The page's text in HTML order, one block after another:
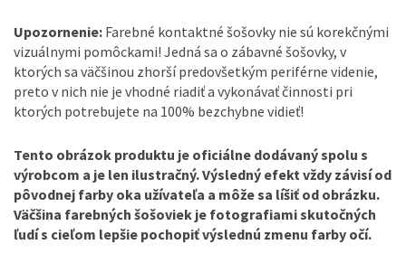
Upozornenie: Farebné kontaktné šošovky nie sú korekčnými
vizuálnymi pomôckami! Jedná sa o zábavné šošovky, v
ktorých sa väčšinou zhorší predovšetkým periférne videnie,
preto v nich nie je vhodné riadiť a vykonávať činnosti pri
ktorých potrebujete na 100% bezchybne vidieť!
Tento obrázok produktu je oficiálne dodávaný spolu s
výrobcom a je len ilustračný. Výsledný efekt vždy závisí od
pôvodnej farby oka užívateľa a môže sa líšiť od obrázku.
Väčšina farebných šošoviek je fotografiami skutočných
ľudí s cieľom lepšie pochopiť výslednú zmenu farby očí.